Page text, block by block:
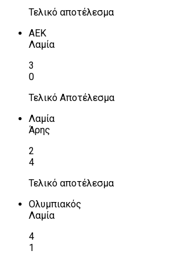
Τελικό αποτέλεσμα
ΑΕΚ
Λαμία
3
0
Τελικό Αποτέλεσμα
Λαμία
Άρης
2
4
Τελικό αποτέλεσμα
Ολυμπιακός
Λαμία
4
1